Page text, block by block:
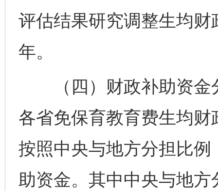
评估结果研究调整生均
年。
（四）财政补助资金
各省免保育教育费生均
按照中央与地方分担比
助资金。其中中央与地